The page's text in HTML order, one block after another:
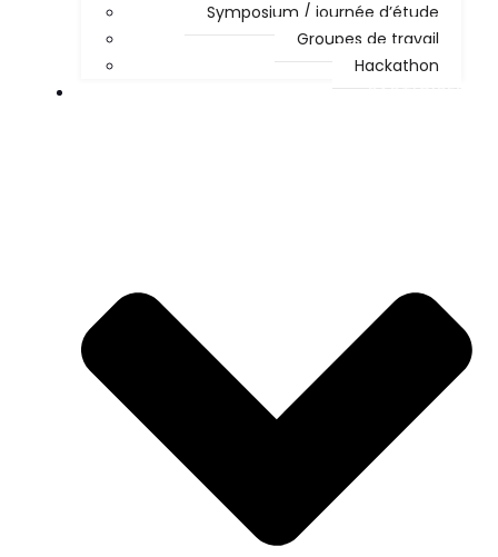
Symposium / journée d’étude
Groupes de travail
Hackathon
PARTICIPER